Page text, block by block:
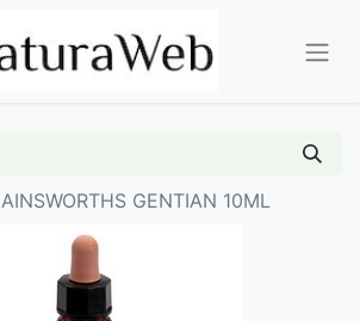
AINSWORTHS GENTIAN 10ML